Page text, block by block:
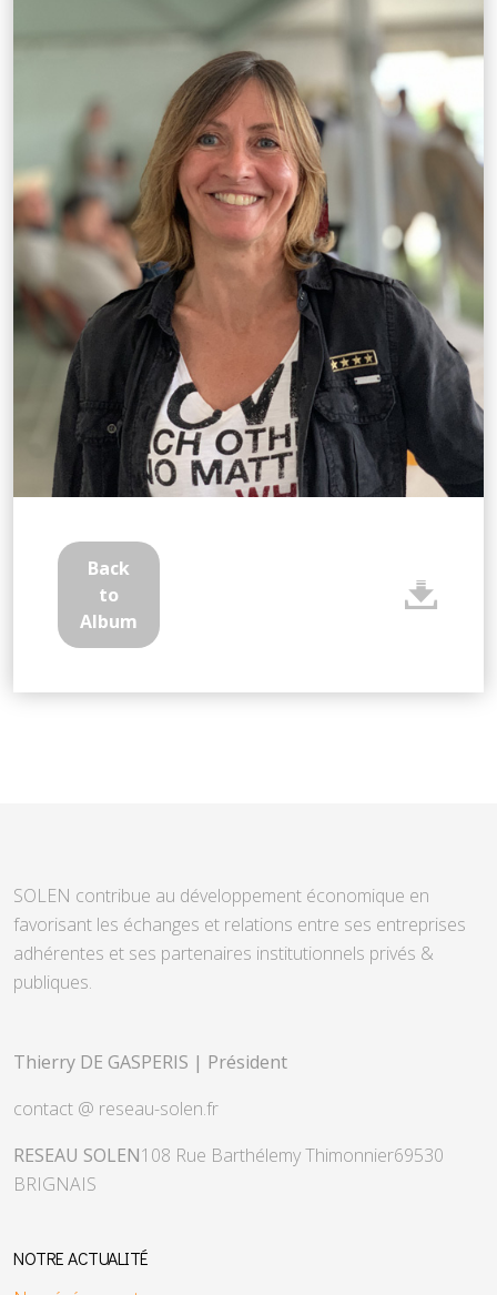
Back
to
Album
SOLEN contribue au développement économique en
favorisant les échanges et relations entre ses entreprises
adhérentes et ses partenaires institutionnels privés &
publiques.
Thierry DE GASPERIS | Président
contact @ reseau-solen.fr
RESEAU SOLEN108 Rue Barthélemy Thimonnier69530
BRIGNAIS
NOTRE ACTUALITÉ